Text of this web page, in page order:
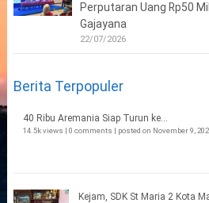
Perputaran Uang Rp50
Gajayana
22/07/2026
Berita Terpopuler
40 Ribu Aremania Siap Turun ke...
14.5k views | 0 comments | posted on November 9,
Kejam, SDK St Maria 2 Kota